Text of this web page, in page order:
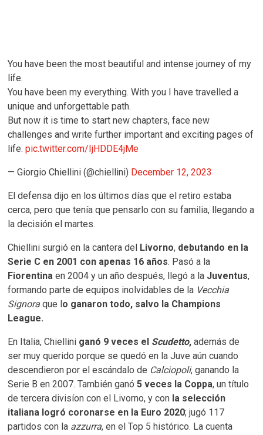
You have been the most beautiful and intense journey of my
life.
You have been my everything. With you I have travelled a
unique and unforgettable path.
But now it is time to start new chapters, face new
challenges and write further important and exciting pages of
life.pic.twitter.com/IjHDDE4jMe
— Giorgio Chiellini (@chiellini) December 12, 2023
El defensa dijo en los últimos días que el retiro estaba
cerca, pero que tenía que pensarlo con su familia, llegando a
la decisión el martes.
Chiellini surgió en la cantera del Livorno, debutando en la
Serie C en 2001 con apenas 16 años. Pasó a la
Fiorentinaen 2004 y un año después, llegó a la Juventus,
formando parte de equipos inolvidables de la Vecchia
Signora que lo ganaron todo, salvo la Champions
League.
En Italia, Chiellini ganó 9 veces el Scudetto, además de
ser muy querido porque se quedó en la Juve aún cuando
descendieron por el escándalo de Calciopoli, ganando la
Serie B en 2007. También ganó5 veces la Coppa, un título
de tercera divisíon con el Livorno, y con la selección
italiana logró coronarse en la Euro 2020; jugó 117
partidos con la azzurra, en el Top 5 histórico. La cuenta